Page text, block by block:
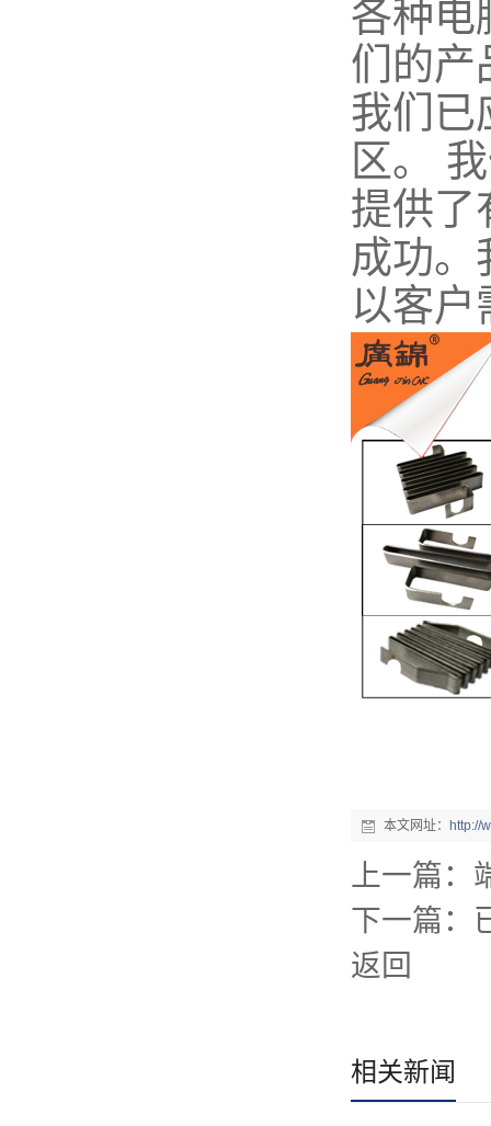
各种电
们的产
我们已
区。
提供了
成功。
以客户
本文网址： http://
上一篇：
下一篇：
返回
相关新闻